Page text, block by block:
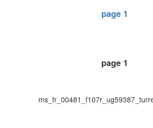
page 1
page 1